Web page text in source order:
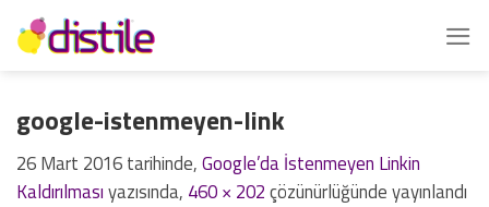
İçeriğe
atla
google-istenmeyen-link
26 Mart 2016tarihinde,Google’da İstenmeyen Linkin
Kaldırılmasıyazısında, 460 × 202çözünürlüğünde yayınlandı